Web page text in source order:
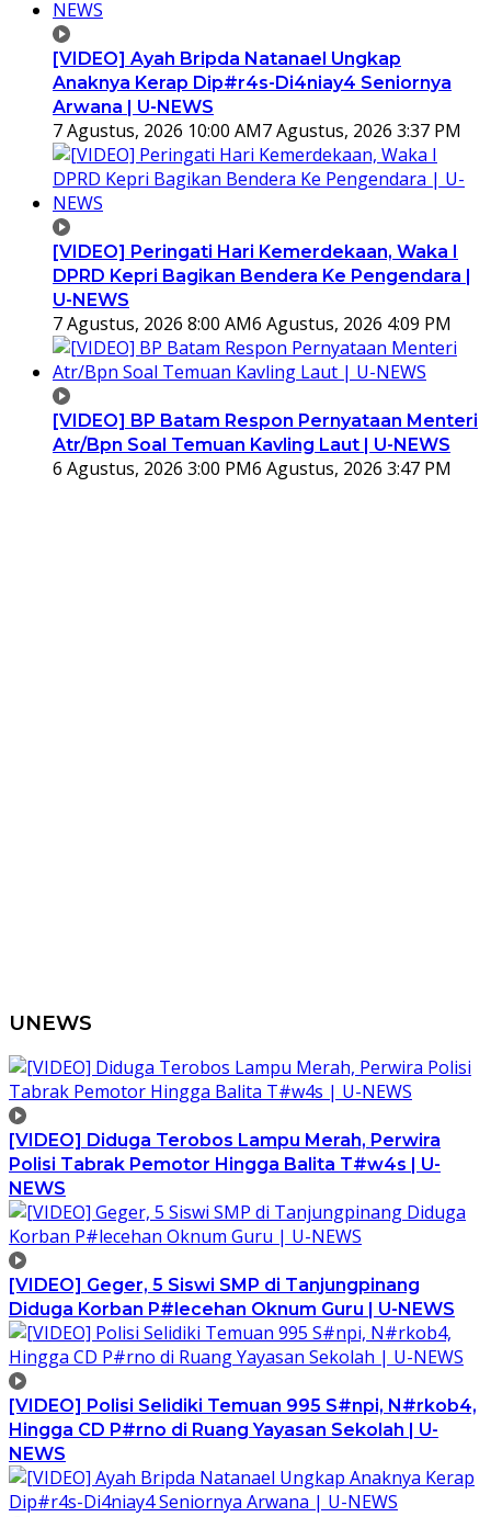
[VIDEO] Ayah Bripda Natanael Ungkap
Anaknya Kerap Dip#r4s-Di4niay4 Seniornya
Arwana | U-NEWS
7 Agustus, 2026 10:00 AM7 Agustus, 2026 3:37 PM
[VIDEO] Peringati Hari Kemerdekaan, Waka I
DPRD Kepri Bagikan Bendera Ke Pengendara |
U-NEWS
7 Agustus, 2026 8:00 AM6 Agustus, 2026 4:09 PM
[VIDEO] BP Batam Respon Pernyataan Menteri
Atr/Bpn Soal Temuan Kavling Laut | U-NEWS
6 Agustus, 2026 3:00 PM6 Agustus, 2026 3:47 PM
UNEWS
[VIDEO] Diduga Terobos Lampu Merah, Perwira
Polisi Tabrak Pemotor Hingga Balita T#w4s | U-
NEWS
[VIDEO] Geger, 5 Siswi SMP di Tanjungpinang
Diduga Korban P#lecehan Oknum Guru | U-NEWS
[VIDEO] Polisi Selidiki Temuan 995 S#npi, N#rkob4,
Hingga CD P#rno di Ruang Yayasan Sekolah | U-
NEWS